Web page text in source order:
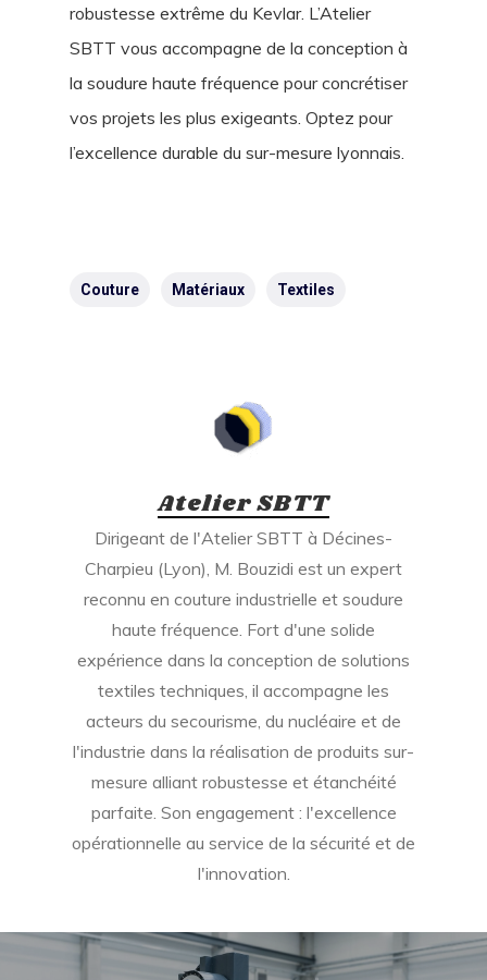
robustesse extrême du Kevlar. L’Atelier
SBTT vous accompagne de la conception à
la soudure haute fréquence pour concrétiser
vos projets les plus exigeants. Optez pour
l’excellence durable du sur-mesure lyonnais.
Couture Matériaux Textiles
Atelier SBTT
Dirigeant de l'Atelier SBTT à Décines-
Charpieu (Lyon), M. Bouzidi est un expert
reconnu en couture industrielle et soudure
haute fréquence. Fort d'une solide
expérience dans la conception de solutions
textiles techniques, il accompagne les
acteurs du secourisme, du nucléaire et de
l'industrie dans la réalisation de produits sur-
mesure alliant robustesse et étanchéité
parfaite. Son engagement : l'excellence
opérationnelle au service de la sécurité et de
l'innovation.